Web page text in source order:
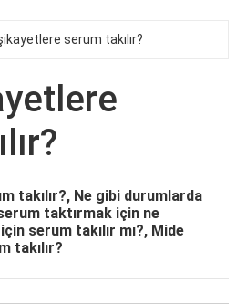
serum takılır?
takılır?, Ne gibi durumlarda
taktırmak için ne
serum takılır mı?, Mide
takılır?